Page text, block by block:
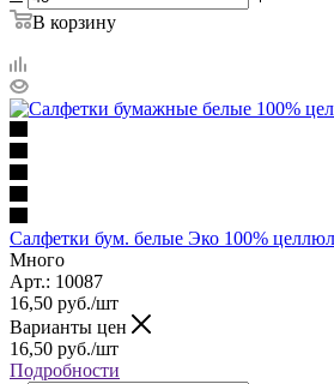
В корзину
Салфетки бум. белые Эко 100%
Много
Арт.: 10087
16,50 руб./шт
Варианты цен
16,50 руб./шт
Подробности